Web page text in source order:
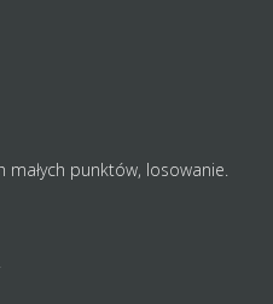
punktów, losowanie.